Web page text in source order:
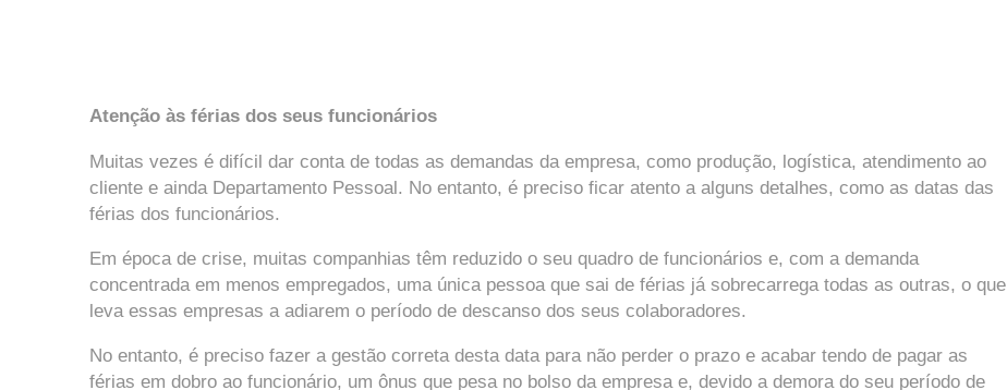
Atenção às férias dos seus funcionários
Muitas vezes é difícil dar conta de todas as demandas da empresa, como produção, logística, atendimento ao
cliente e ainda Departamento Pessoal. No entanto, é preciso ficar atento a alguns detalhes, como as datas das
férias dos funcionários.
Em época de crise, muitas companhias têm reduzido o seu quadro de funcionários e, com a demanda
concentrada em menos empregados, uma única pessoa que sai de férias já sobrecarrega todas as outras, o que
leva essas empresas a adiarem o período de descanso dos seus colaboradores.
No entanto, é preciso fazer a gestão correta desta data para não perder o prazo e acabar tendo de pagar as
férias em dobro ao funcionário, um ônus que pesa no bolso da empresa e, devido a demora do seu período de